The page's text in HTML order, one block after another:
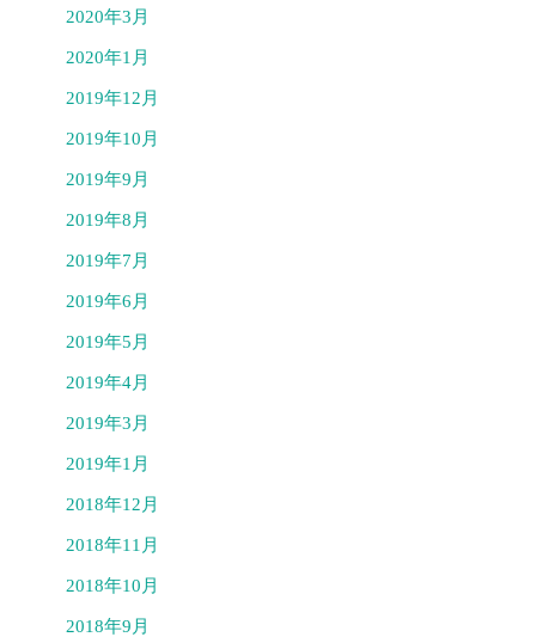
2020年3月
2020年1月
2019年12月
2019年10月
2019年9月
2019年8月
2019年7月
2019年6月
2019年5月
2019年4月
2019年3月
2019年1月
2018年12月
2018年11月
2018年10月
2018年9月